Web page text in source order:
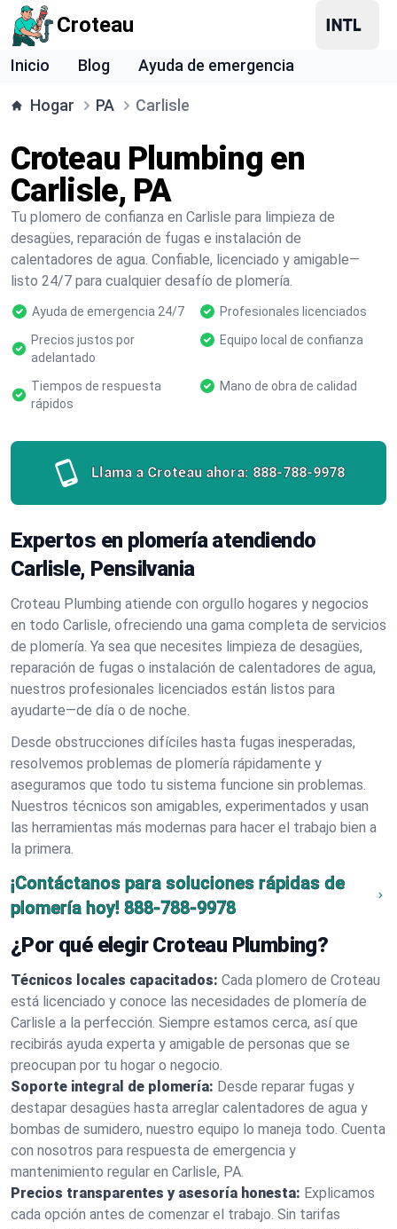
Croteau
Inicio Blog Ayuda de emergencia
Hogar PA Carlisle
Croteau Plumbing en
Carlisle, PA
Tu plomero de confianza en Carlisle para limpieza de
desagües, reparación de fugas e instalación de
calentadores de agua. Confiable, licenciado y amigable—
listo 24/7 para cualquier desafío de plomería.
Ayuda de emergencia 24/7
Profesionales licenciados
Precios justos por
adelantado
Equipo local de confianza
Tiempos de respuesta
rápidos
Mano de obra de calidad
Llama a Croteau ahora: 888-788-9978
Expertos en plomería atendiendo
Carlisle, Pensilvania
Croteau Plumbing atiende con orgullo hogares y negocios
en todo Carlisle, ofreciendo una gama completa de servicios
de plomería. Ya sea que necesites limpieza de desagües,
reparación de fugas o instalación de calentadores de agua,
nuestros profesionales licenciados están listos para
ayudarte—de día o de noche.
Desde obstrucciones difíciles hasta fugas inesperadas,
resolvemos problemas de plomería rápidamente y
aseguramos que todo tu sistema funcione sin problemas.
Nuestros técnicos son amigables, experimentados y usan
las herramientas más modernas para hacer el trabajo bien a
la primera.
¡Contáctanos para soluciones rápidas de
plomería hoy! 888-788-9978
¿Por qué elegir Croteau Plumbing?
Técnicos locales capacitados: Cada plomero de Croteau
está licenciado y conoce las necesidades de plomería de
Carlisle a la perfección. Siempre estamos cerca, así que
recibirás ayuda experta y amigable de personas que se
preocupan por tu hogar o negocio.
Soporte integral de plomería: Desde reparar fugas y
destapar desagües hasta arreglar calentadores de agua y
bombas de sumidero, nuestro equipo lo maneja todo. Cuenta
con nosotros para respuesta de emergencia y
mantenimiento regular en Carlisle, PA.
Precios transparentes y asesoría honesta: Explicamos
cada opción antes de comenzar el trabajo. Sin tarifas